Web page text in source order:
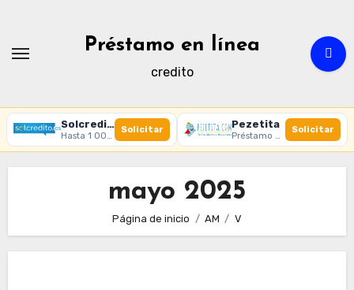
contenido
Préstamo en línea
credito
Solcredito
Hasta 1 000 € · 30 días · 100% online
Solicitar Pezetita
Préstamo online · Aprobación rápida
Solicitar
mayo 2025
Página de inicio AM V